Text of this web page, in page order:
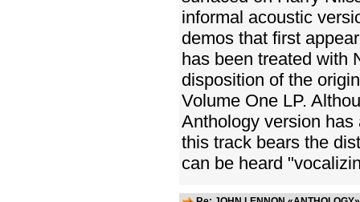
informal acoustic
demos that first
has been treated with
disposition of the
Volume One LP.
Anthology version
this track bears the
can be heard